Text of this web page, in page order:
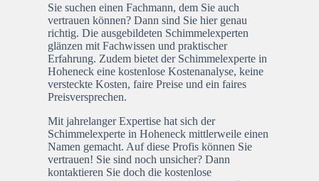
Sie suchen einen Fachmann, dem Sie auch
vertrauen können? Dann sind Sie hier genau
richtig. Die ausgebildeten Schimmelexperten
glänzen mit Fachwissen und praktischer
Erfahrung. Zudem bietet der Schimmelexperte in
Hoheneck eine kostenlose Kostenanalyse, keine
versteckte Kosten, faire Preise und ein faires
Preisversprechen.
Mit jahrelanger Expertise hat sich der
Schimmelexperte in Hoheneck mittlerweile einen
Namen gemacht. Auf diese Profis können Sie
vertrauen! Sie sind noch unsicher? Dann
kontaktieren Sie doch die kostenlose